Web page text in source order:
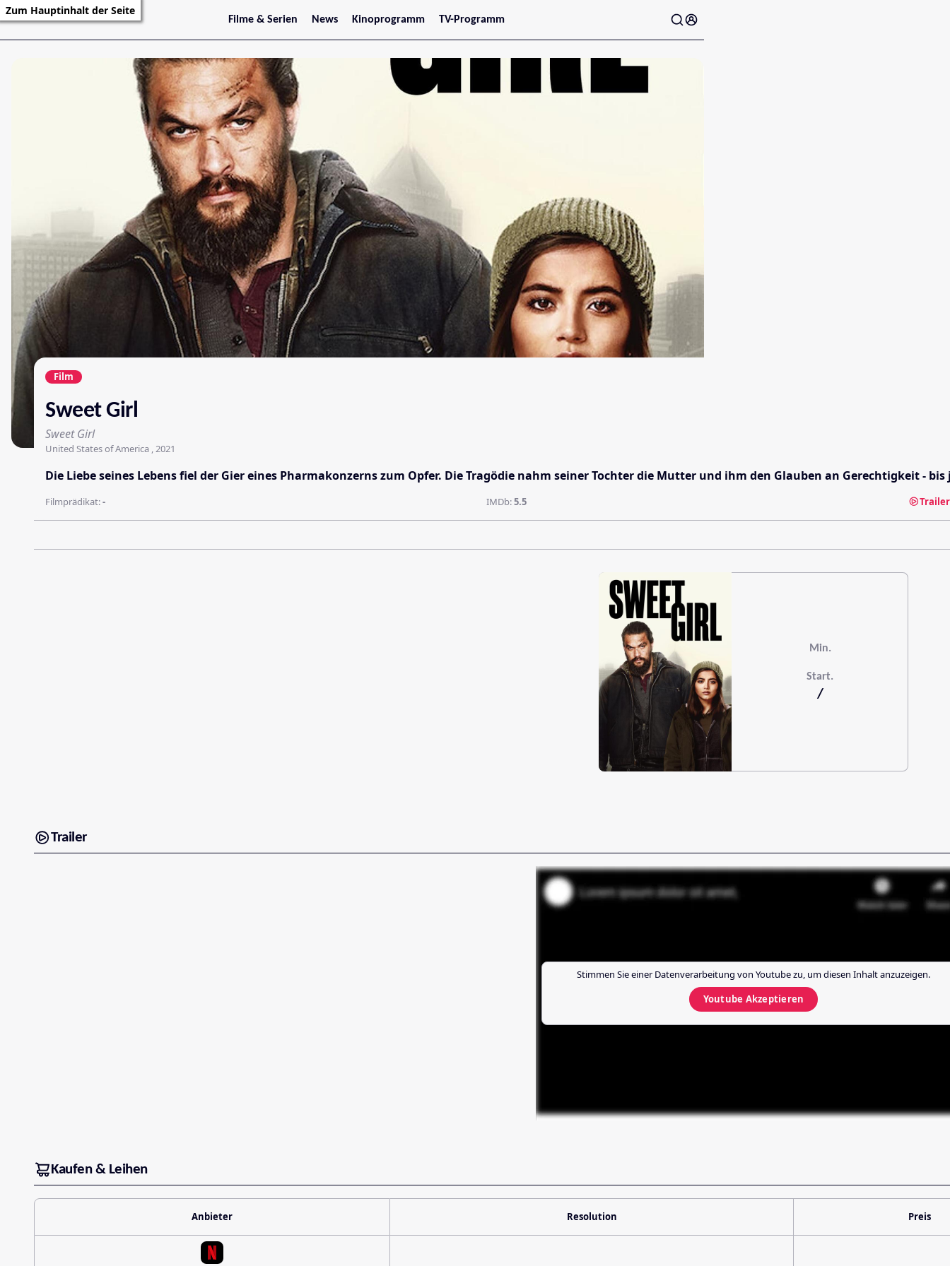
Zum Hauptinhalt der Seite
Filme & Serien
Trailer
Filmarchiv
Serienarchiv
News
Stars
Kinoprogramm
Jetzt im Kino
Niederösterreich
Oberösterreich
Vorarlberg
TV-Programm
Film
Sweet Girl
Sweet Girl
United States of America , 2021
Die Liebe seines Lebens fiel der Gier eines Pharmakonzerns zum Opfer. Die Tragödie nahm seiner Tochter die Mutter und ihm den Glauben an Gerechtigkeit -
Filmprädikat:- IMDb:5.5
Min.
Start.
/
Trailer
Stimmen Sie einer Datenverarbeitung von Youtubezu, um diesen Inhalt anzuzeigen.
Youtube Akzeptieren
Kaufen & Leihen
Anbieter Resolution Preis